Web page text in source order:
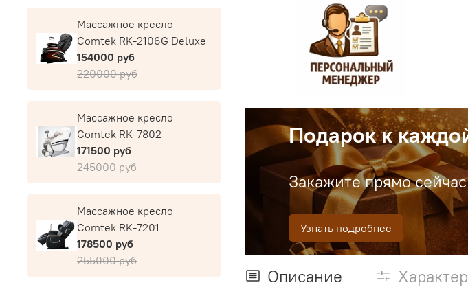
Подарок к
Закажите прямо
Узнать подробнее
Описание
Массажное кресло
Comtek RK-2106G Deluxe
154000 руб
220000 руб
Массажное кресло
Comtek RK-7802
171500 руб
245000 руб
Массажное кресло
Comtek RK-7201
178500 руб
255000 руб